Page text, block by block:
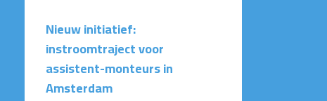
Nieuw initiatief:
instroomtraject voor
assistent-monteurs in
Amsterdam